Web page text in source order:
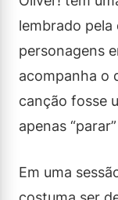
lembrado
personagens
acompanha o
canção fosse
apenas
Em uma